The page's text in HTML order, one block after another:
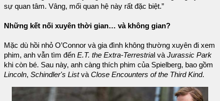
sự quan tâm. Vâng, mối quan hệ này rất đặc biệt.”
Những kết nối xuyên thời gian… và không gian?
Mặc dù hồi nhỏ O’Connor và gia đình không thường xuyên đi xem
phim, anh vẫn tìm đến E.T. the Extra-Terrestria l vàJurassic Park
khi còn bé. Sau này, anh càng thích phim của Spielberg, bao gồm
Lincoln, Schindler's ListvàClose Encounters of the Third Kind.